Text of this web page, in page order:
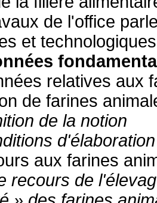
de l'office
et
relatives aux
de farines
de la notion
aux farines
recours de